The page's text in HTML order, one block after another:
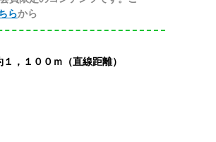
らから
，１００ｍ（直線距離）